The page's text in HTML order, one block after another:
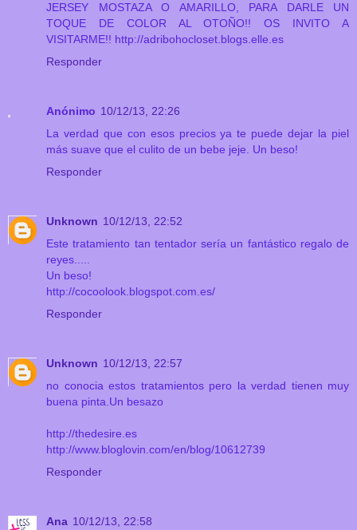
JERSEY MOSTAZA O AMARILLO, PARA DARLE UN
TOQUE DE COLOR AL OTOÑO!! OS INVITO A
VISITARME!! http://adribohocloset.blogs.elle.es
Responder
Anónimo 10/12/13, 22:26
La verdad que con esos precios ya te puede dejar la piel
más suave que el culito de un bebe jeje. Un beso!
Responder
Unknown 10/12/13, 22:52
Este tratamiento tan tentador sería un fantástico regalo de
reyes.....
Un beso!
http://cocoolook.blogspot.com.es/
Responder
Unknown 10/12/13, 22:57
no conocia estos tratamientos pero la verdad tienen muy
buena pinta.Un besazo
http://thedesire.es
http://www.bloglovin.com/en/blog/10612739
Responder
Ana 10/12/13, 22:58